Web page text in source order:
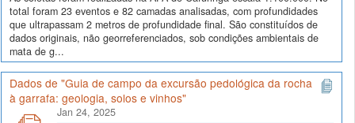
total foram 23 eventos e 82 camadas analisadas, com profundidades
que ultrapassam 2 metros de profundidade final. São constituídos de
dados originais, não georreferenciados, sob condições ambientais de
mata de g...
Dados de "Guia de campo da excursão pedológica da rocha
à garrafa: geologia, solos e vinhos"
Jan 24, 2025